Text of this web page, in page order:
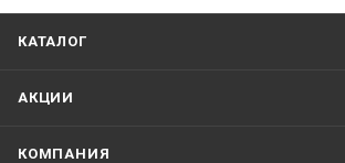
КАТАЛОГ
АКЦИИ
КОМПАНИЯ